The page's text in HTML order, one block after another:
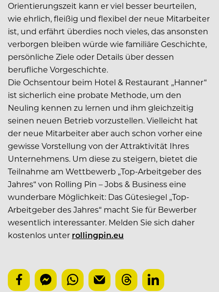
Orientierungszeit kann er viel besser beurteilen,
wie ehrlich, fleißig und flexibel der neue Mitarbeiter
ist, und erfährt überdies noch vieles, das ansonsten
verborgen bleiben würde wie familiäre Geschichte,
persönliche Ziele oder Details über dessen
berufliche Vorgeschichte.
Die Ochsentour beim Hotel & Restaurant „Hanner“
ist sicherlich eine probate Methode, um den
Neuling kennen zu lernen und ihm gleichzeitig
seinen neuen Betrieb vorzustellen. Vielleicht hat
der neue Mitarbeiter aber auch schon vorher eine
gewisse Vorstellung von der Attraktivität Ihres
Unternehmens. Um diese zu steigern, bietet die
Teilnahme am Wettbewerb „Top-Arbeitgeber des
Jahres“ von Rolling Pin – Jobs & Business eine
wunderbare Möglichkeit: Das Gütesiegel „Top-
Arbeitgeber des Jahres“ macht Sie für Bewerber
wesentlich interessanter. Melden Sie sich daher
kostenlos unter rollingpin.eu